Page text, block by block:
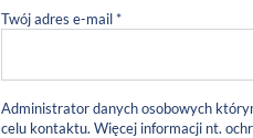
Twój adres e-mail *
Administrator danych osobowych
celu kontaktu. Więcej informacji nt.